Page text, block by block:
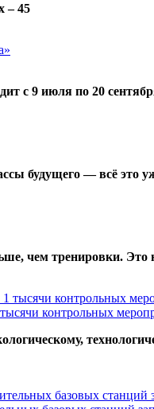
– 45
с 9 июля по 20
будущего — всё это
чем тренировки. Это
контрольных